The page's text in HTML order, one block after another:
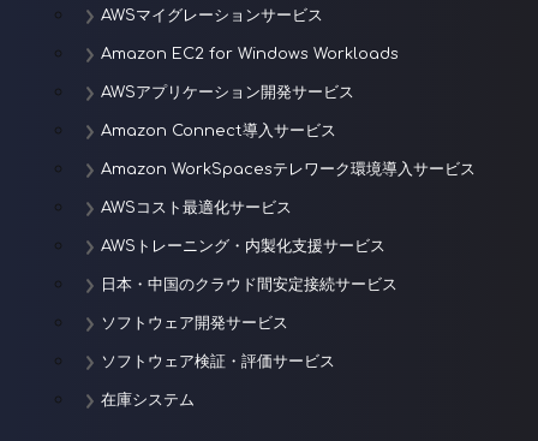
AWSマイグレーションサービス
Amazon EC2 for Windows Workloads
AWSアプリケーション開発サービス
Amazon Connect導入サービス
Amazon WorkSpacesテレワーク環境導入サービス
AWSコスト最適化サービス
AWSトレーニング・内製化支援サービス
日本・中国のクラウド間安定接続サービス
ソフトウェア開発サービス
ソフトウェア検証・評価サービス
在庫システム